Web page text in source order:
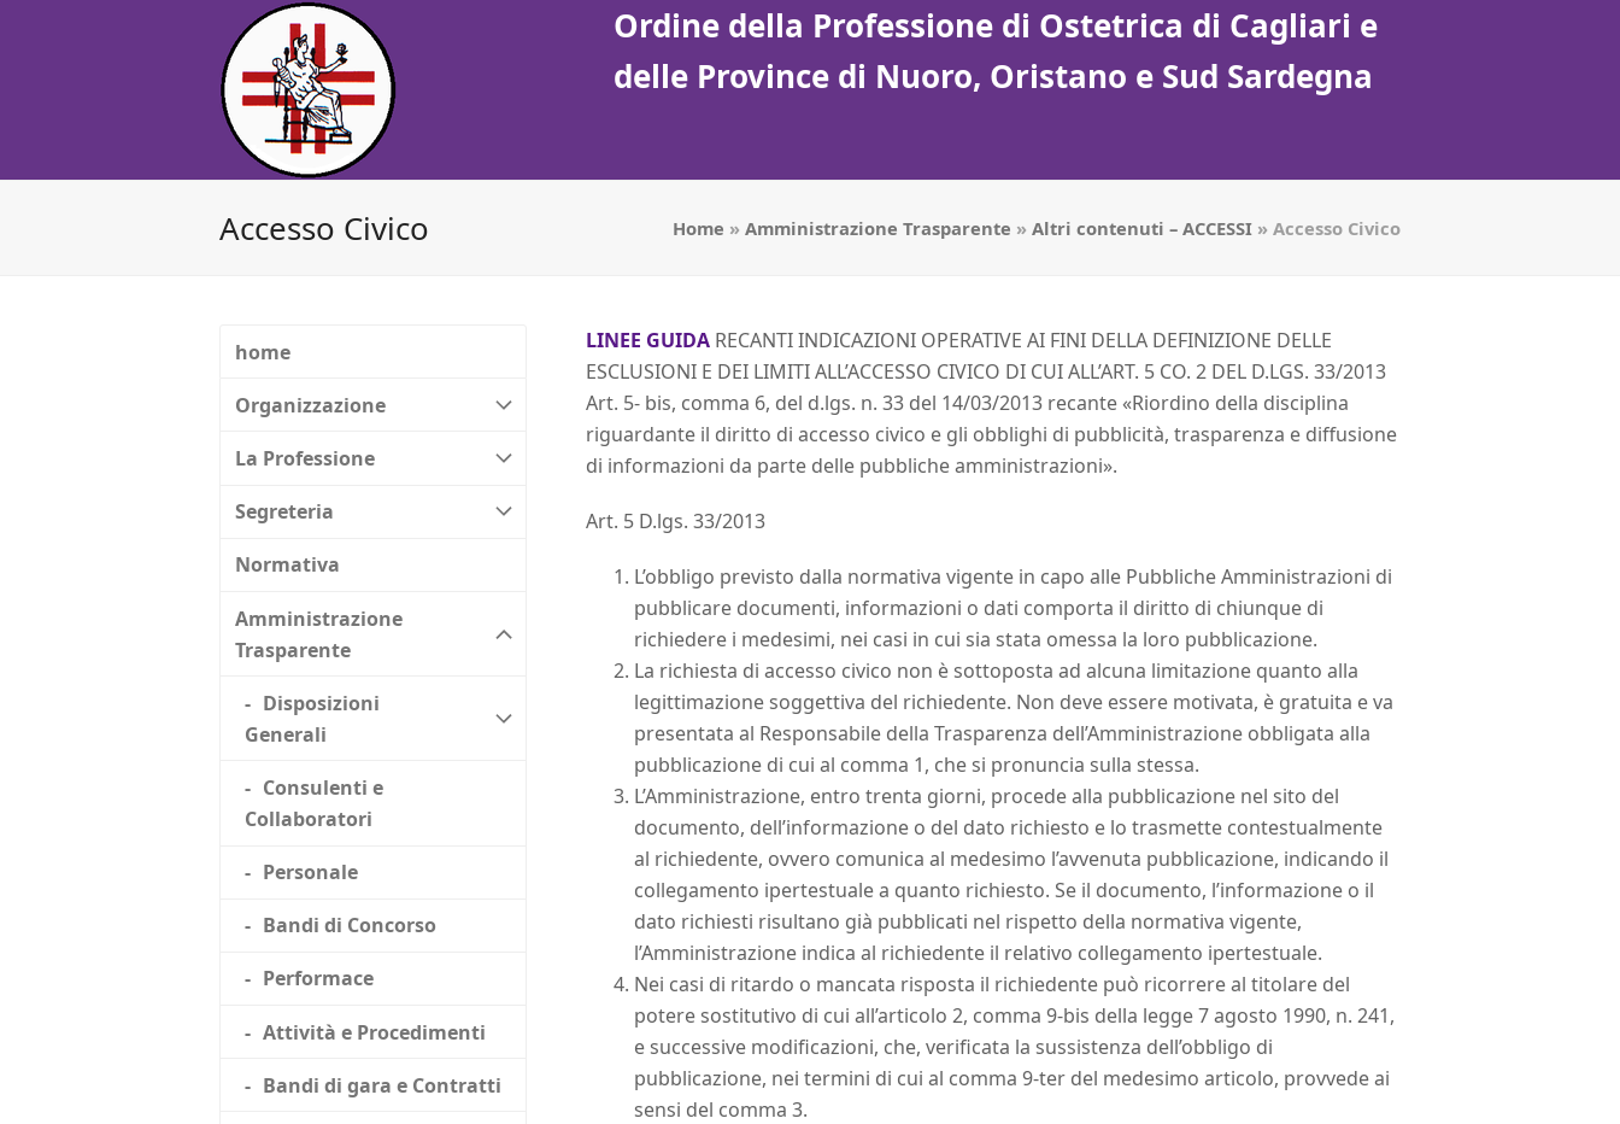
Ordine della Professione di Ostetrica di Cagliari e
delle Province di Nuoro, Oristano e Sud Sardegna
Accesso Civico Home » Amministrazione Trasparente » Altri contenuti – ACCESSI » Accesso Civico
LINEE GUIDARECANTI INDICAZIONI OPERATIVE AI FINI DELLA DEFINIZIONE DELLE
ESCLUSIONI E DEI LIMITI ALL’ACCESSO CIVICO DI CUI ALL’ART. 5 CO. 2 DEL D.LGS. 33/2013
Art. 5- bis, comma 6, del d.lgs. n. 33 del 14/03/2013 recante «Riordino della disciplina
riguardante il diritto di accesso civico e gli obblighi di pubblicità, trasparenza e diffusione
di informazioni da parte delle pubbliche amministrazioni».
Art. 5 D.lgs. 33/2013
L’obbligo previsto dalla normativa vigente in capo alle Pubbliche Amministrazioni di
pubblicare documenti, informazioni o dati comporta il diritto di chiunque di
richiedere i medesimi, nei casi in cui sia stata omessa la loro pubblicazione.
La richiesta di accesso civico non è sottoposta ad alcuna limitazione quanto alla
legittimazione soggettiva del richiedente. Non deve essere motivata, è gratuita e va
presentata al Responsabile della Trasparenza dell’Amministrazione obbligata alla
pubblicazione di cui al comma 1, che si pronuncia sulla stessa.
L’Amministrazione, entro trenta giorni, procede alla pubblicazione nel sito del
documento, dell’informazione o del dato richiesto e lo trasmette contestualmente
al richiedente, ovvero comunica al medesimo l’avvenuta pubblicazione, indicando il
collegamento ipertestuale a quanto richiesto. Se il documento, l’informazione o il
dato richiesti risultano già pubblicati nel rispetto della normativa vigente,
l’Amministrazione indica al richiedente il relativo collegamento ipertestuale.
Nei casi di ritardo o mancata risposta il richiedente può ricorrere al titolare del
potere sostitutivo di cui all’articolo 2, comma 9-bis della legge 7 agosto 1990, n. 241,
e successive modificazioni, che, verificata la sussistenza dell’obbligo di
pubblicazione, nei termini di cui al comma 9-ter del medesimo articolo, provvede ai
sensi del comma 3.
home
Organizzazione
La Professione
Segreteria
Normativa
Amministrazione
Trasparente
Disposizioni
Generali
Consulenti e
Collaboratori
Personale
Bandi di Concorso
Performace
Attività e Procedimenti
Bandi di gara e Contratti